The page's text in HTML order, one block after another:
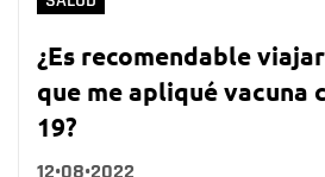
¿Es recomendable
que me apliqué vacuna
19?